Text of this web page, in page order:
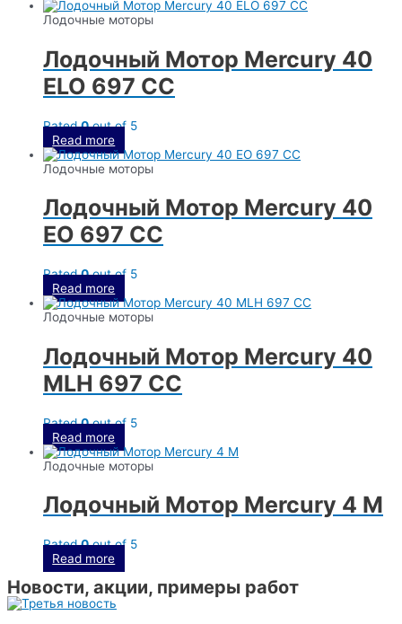
Лодочные моторы
Лодочный Мотор Mercury 40
ELO 697 CC
Rated0out of 5
Read more
Лодочные моторы
Лодочный Мотор Mercury 40
EO 697 CC
Rated0out of 5
Read more
Лодочные моторы
Лодочный Мотор Mercury 40
MLH 697 CC
Rated0out of 5
Read more
Лодочные моторы
Лодочный Мотор Mercury 4 M
Rated0out of 5
Read more
Новости, акции, примеры работ